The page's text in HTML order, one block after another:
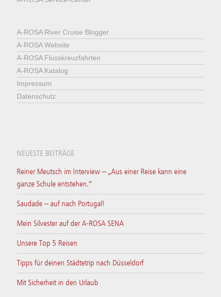
A-ROSA River Cruise Blogger
A-ROSA Website
A-ROSA Flusskreuzfahrten
A-ROSA Katalog
Impressum
Datenschutz
NEUESTE BEITRÄGE
Reiner Meutsch im Interview – „Aus einer Reise kann eine
ganze Schule entstehen.“
Saudade – auf nach Portugal!
Mein Silvester auf der A-ROSA SENA
Unsere Top 5 Reisen
Tipps für deinen Städtetrip nach Düsseldorf
Mit Sicherheit in den Urlaub